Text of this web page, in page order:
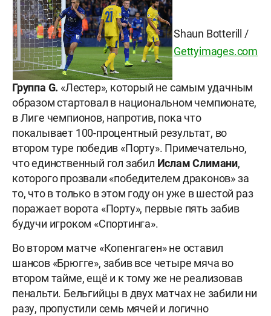
Shaun Botterill /
Gettyimages.com
Группа G. «Лестер», который не самым удачным
образом стартовал в национальном чемпионате,
в Лиге чемпионов, напротив, пока что
покалывает 100-процентный результат, во
втором туре победив «Порту». Примечательно,
что единственный гол забил Ислам Слимани,
которого прозвали «победителем драконов» за
то, что в только в этом году он уже в шестой раз
поражает ворота «Порту», первые пять забив
будучи игроком «Спортинга».
Во втором матче «Копенгаген» не оставил
шансов «Брюгге», забив все четыре мяча во
втором тайме, ещё и к тому же не реализовав
пенальти. Бельгийцы в двух матчах не забили ни
разу, пропустили семь мячей и логично